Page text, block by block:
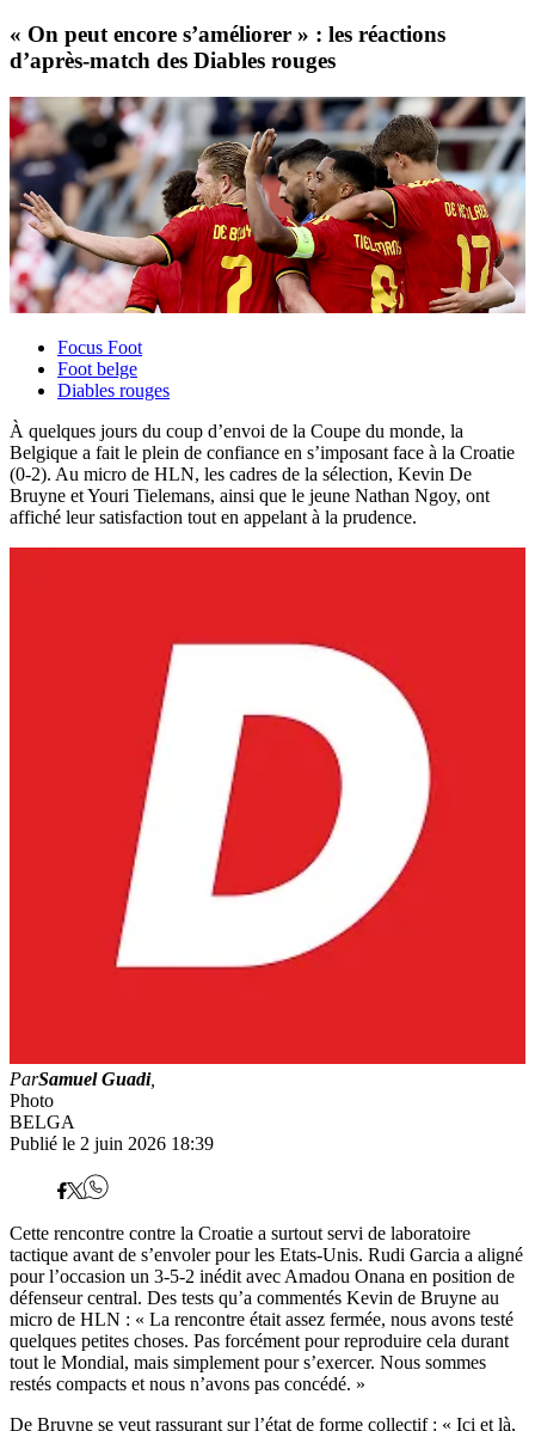
« On peut encore s’améliorer » : les réactions
d’après-match des Diables rouges
Focus Foot
Foot belge
Diables rouges
À quelques jours du coup d’envoi de la Coupe du monde, la
Belgique a fait le plein de confiance en s’imposant face à la Croatie
(0-2). Au micro de HLN, les cadres de la sélection, Kevin De
Bruyne et Youri Tielemans, ainsi que le jeune Nathan Ngoy, ont
affiché leur satisfaction tout en appelant à la prudence.
ParSamuel Guadi,
Photo
BELGA
Publié le 2 juin 2026 18:39
Cette rencontre contre la Croatie a surtout servi de laboratoire
tactique avant de s’envoler pour les Etats-Unis. Rudi Garcia a aligné
pour l’occasion un 3-5-2 inédit avec Amadou Onana en position de
défenseur central. Des tests qu’a commentés Kevin de Bruyne au
micro de HLN : « La rencontre était assez fermée, nous avons testé
quelques petites choses. Pas forcément pour reproduire cela durant
tout le Mondial, mais simplement pour s’exercer. Nous sommes
restés compacts et nous n’avons pas concédé. »
De Bruyne se veut rassurant sur l’état de forme collectif : « Ici et là,